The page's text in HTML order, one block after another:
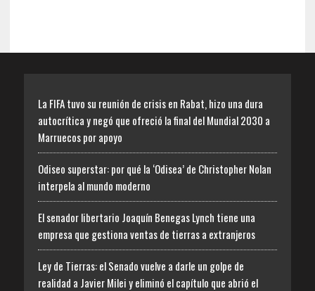
La FIFA tuvo su reunión de crisis en Rabat, hizo una dura
autocrítica y negó que ofreció la final del Mundial 2030 a
Marruecos por apoyo
Odiseo superstar: por qué la ‘Odisea’ de Christopher Nolan
interpela al mundo moderno
El senador libertario Joaquín Benegas Lynch tiene una
empresa que gestiona ventas de tierras a extranjeros
Ley de Tierras: el Senado vuelve a darle un golpe de
realidad a Javier Milei y eliminó el capítulo que abrió el